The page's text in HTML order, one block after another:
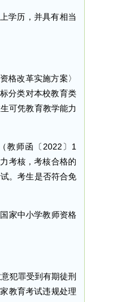
学历，并具有相当
改革实施方案〉
分类对本校教育类
可凭教育教学能力
师函〔2022〕1
考核，考核合格的
。考生是否符合免
家中小学教师资格
犯罪受到有期徒刑
教育考试违规处理